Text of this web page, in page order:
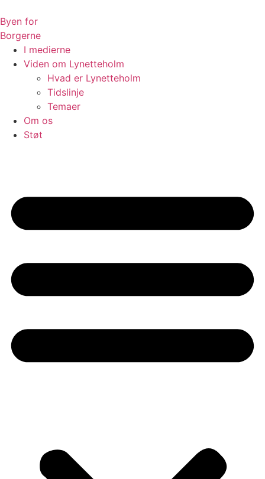
til
indhold
Byen for
Borgerne
I medierne
Viden om Lynetteholm
Hvad er Lynetteholm
Tidslinje
Temaer
Om os
Støt